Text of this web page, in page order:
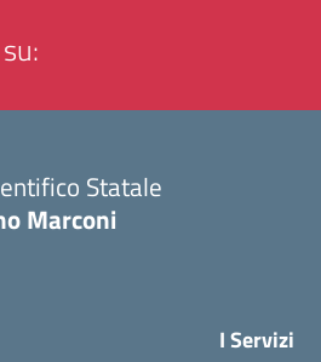
Statale
Marconi
I Servizi